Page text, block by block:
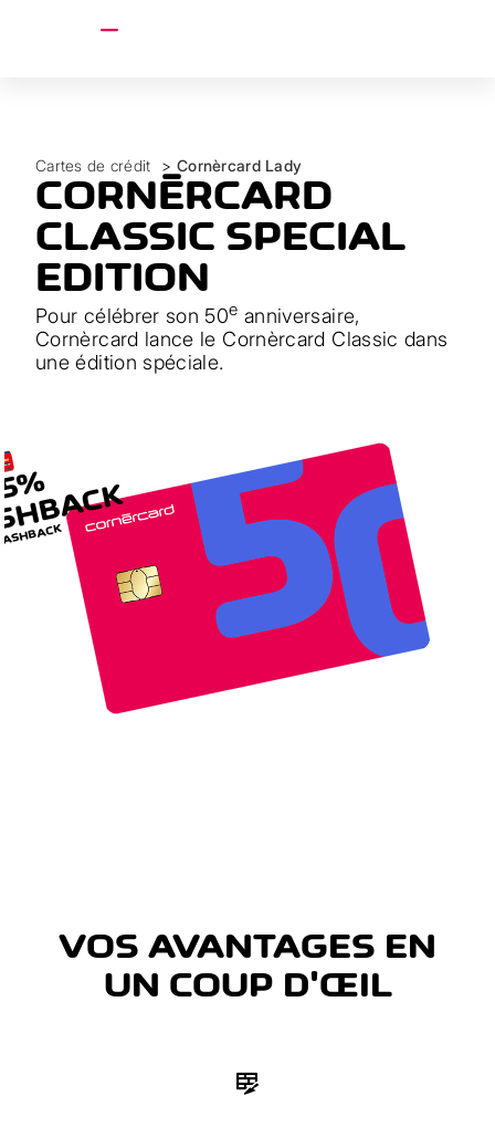
Cartes de crédit > Cornèrcard Lady
CORNÈRCARD
CLASSIC SPECIAL
EDITION
Pour célébrer son 50e anniversaire,
Cornèrcard lance le Cornèrcard Classic dans
une édition spéciale.
VOS AVANTAGES EN
UN COUP D'ŒIL